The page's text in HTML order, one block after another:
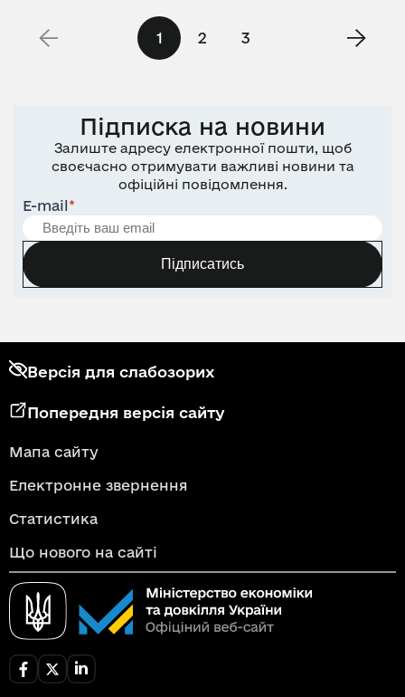
1 2 3
Підписка на новини
Залиште адресу електронної пошти, щоб
своєчасно отримувати важливі новини та
офіційні повідомлення.
E-mail*
Підписатись
Версія для слабозорих
Попередня версія сайту
Мапа сайту
Електронне звернення
Статистика
Що нового на сайті